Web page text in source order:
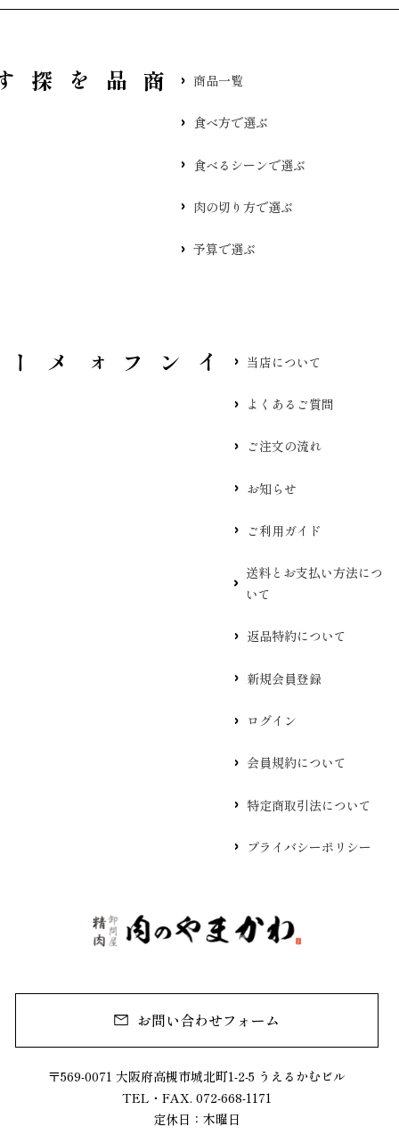
お問い合わせフォーム
〒569-0071 大阪府高槻市城北町1-2-5 うえるかむビル
TEL・FAX. 072-668-1171
定休日：木曜日
す 商品一覧
食べ方で選ぶ
食べるシーンで選ぶ
肉の切り方で選ぶ
予算で選ぶ
当店について
よくあるご質問
ご注文の流れ
お知らせ
ご利用ガイド
送料とお支払い方法につ
いて
返品特約について
新規会員登録
ログイン
会員規約について
特定商取引法について
プライバシーポリシー